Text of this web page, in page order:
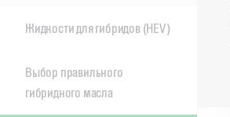
Жидкости для гибридов (HEV)
Выбор правильного
гибридного масла